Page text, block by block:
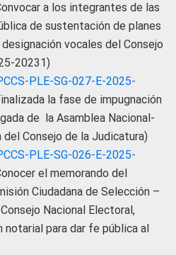
a los integrantes de las
de sustentación de planes
vocales del Consejo
20231)
PLE-SG-027-E-2025-
la fase de impugnación
de la Asamblea Nacional-
Consejo de la Judicatura)
PLE-SG-026-E-2025-
el memorando del
Ciudadana de Selección –
Nacional Electoral,
para dar fe pública al